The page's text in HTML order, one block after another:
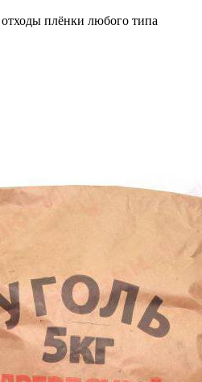
плёнки любого типа